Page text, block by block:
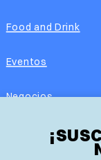
Food and Drink
Eventos
Negocios
Real Estate